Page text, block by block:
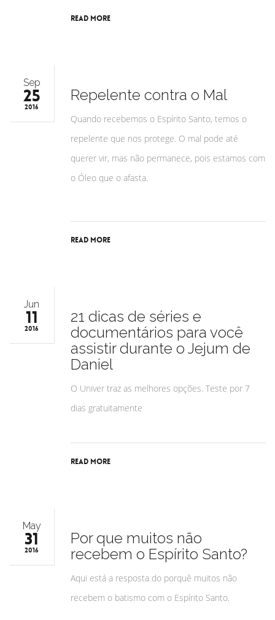
Read More
Sep
25
2016
Repelente contra o Mal
Quando recebemos o Espírito Santo, temos o
repelente que nos protege. O mal pode até
querer vir, mas não permanece, pois estamos com
o Óleo que o afasta.
Read More
Jun
11
2016
21 dicas de séries e
documentários para você
assistir durante o Jejum de
Daniel
O Univer traz as melhores opções. Teste por 7
dias gratuitamente
Read More
May
31
2016
Por que muitos não
recebem o Espírito Santo?
Aqui está a resposta do porquê muitos não
recebem o batismo com o Espírito Santo.